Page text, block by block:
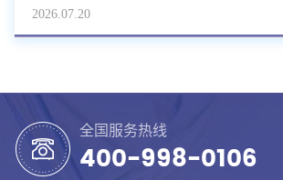
2026.07.20
全国服务热线
400-998-0106